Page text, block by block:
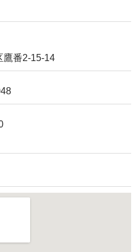
鷹番2-15-14